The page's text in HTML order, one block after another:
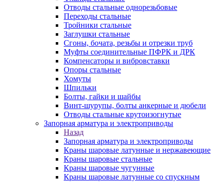
Отводы стальные однорезьбовые
Переходы стальные
Тройники стальные
Заглушки стальные
Сгоны, бочата, резьбы и отрезки труб
Муфты соединительные ПФРК и ДРК
Компенсаторы и вибровставки
Опоры стальные
Хомуты
Шпильки
Болты, гайки и шайбы
Винт-шурупы, болты анкерные и дюбели
Отводы стальные крутоизогнутые
Запорная арматура и электроприводы
Назад
Запорная арматура и электроприводы
Краны шаровые латунные и нержавеющие
Краны шаровые стальные
Краны шаровые чугунные
Краны шаровые латунные со спускным